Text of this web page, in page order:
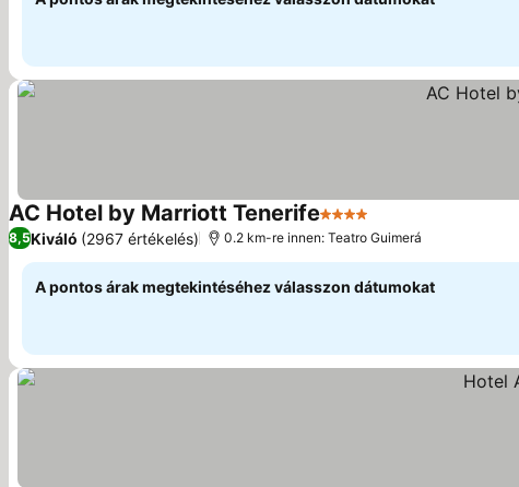
AC Hotel by Marriott Tenerife4 Kategória
8,5Kiváló (2967 értékelés) 0.2 km-re innen: Teatro Guimerá
A pontos árak megtekintéséhez válasszon dátumokat